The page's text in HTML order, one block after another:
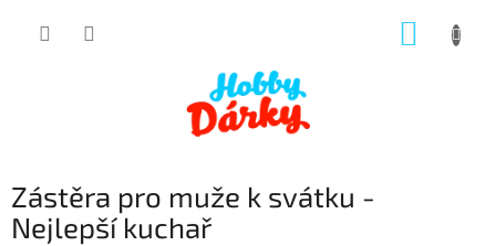
Zástěra pro muže k svátku -
Nejlepší kuchař